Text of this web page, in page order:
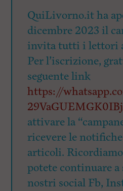
QuiLivorno.it ha
dicembre 2023 il
invita tutti i lettori
Per l’iscrizione,
seguente link
https://
attivare la
ricevere le
articoli.
potete continuare a
nostri social Fb,